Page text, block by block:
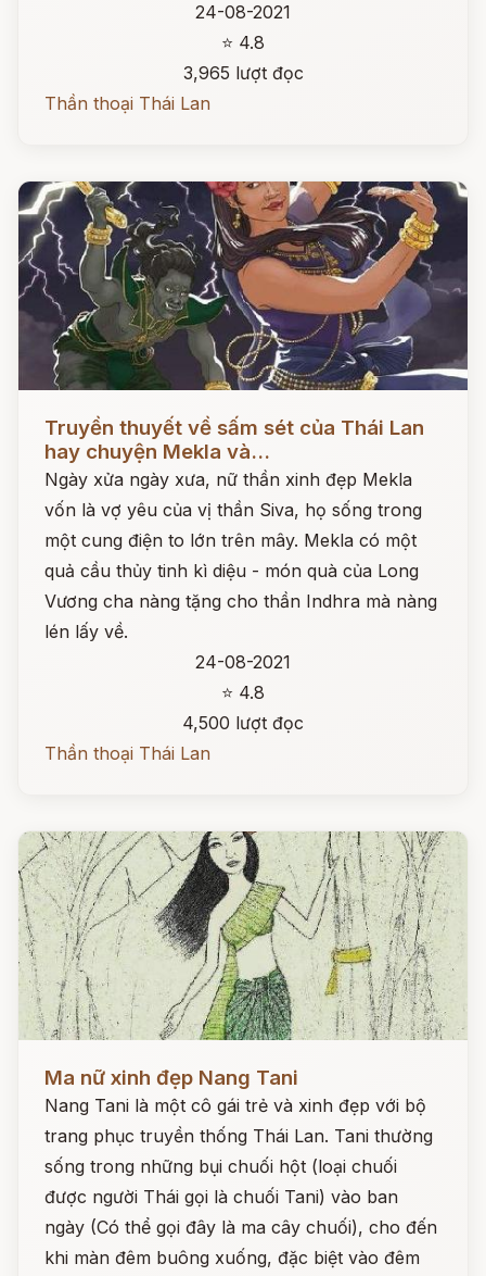
24-08-2021
⭐ 4.8
3,965 lượt đọc
Thần thoại Thái Lan
Đọc ngay
Truyền thuyết về sấm sét của Thái Lan
hay chuyện Mekla và...
Ngày xửa ngày xưa, nữ thần xinh đẹp Mekla
vốn là vợ yêu của vị thần Siva, họ sống trong
một cung điện to lớn trên mây. Mekla có một
quả cầu thủy tinh kì diệu - món quà của Long
Vương cha nàng tặng cho thần Indhra mà nàng
lén lấy về.
24-08-2021
⭐ 4.8
4,500 lượt đọc
Thần thoại Thái Lan
Ma nữ xinh đẹp Nang Tani
Nang Tani là một cô gái trẻ và xinh đẹp với bộ
trang phục truyền thống Thái Lan. Tani thường
sống trong những bụi chuối hột (loại chuối
được người Thái gọi là chuối Tani) vào ban
ngày (Có thể gọi đây là ma cây chuối), cho đến
khi màn đêm buông xuống, đặc biệt vào đêm